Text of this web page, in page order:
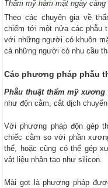
Thẩm mỹ hàm mặt ngày
Theo các chuyên gia về
chiếm tới một nửa các phẫu
với những người có khuôn
cả những người có nhu cầu
Các phương pháp phẫu
Phẫu thuật thẩm mỹ xương
như độn cằm, cắt dịch
Với phương pháp độn gép
chiếc cằm so với phần
thể, hoặc cũng có thể gép
vật liệu nhân tạo như silicon.
Mài gọt là phương pháp